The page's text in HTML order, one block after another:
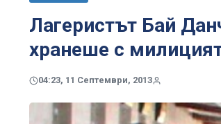
Лагеристът Бай
хранеше с
04:23, 11 Септември, 2013